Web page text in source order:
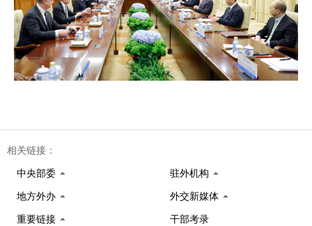
相关链接：
中央部委 驻外机构
地方外办 外交新媒体
重要链接 干部考录